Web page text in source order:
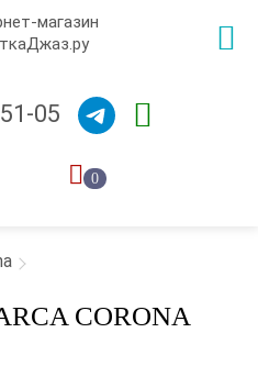
магазин
05
0
CORONA